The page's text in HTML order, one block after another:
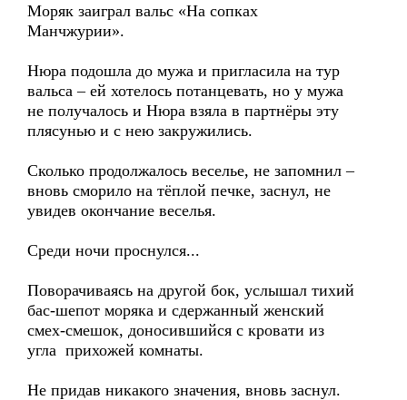
Моряк заиграл вальс «На сопках
Манчжурии».
Нюра подошла до мужа и пригласила на тур
вальса – ей хотелось потанцевать, но у мужа
не получалось и Нюра взяла в партнёры эту
плясунью и с нею закружились.
Сколько продолжалось веселье, не запомнил –
вновь сморило на тёплой печке, заснул, не
увидев окончание веселья.
Среди ночи проснулся...
Поворачиваясь на другой бок, услышал тихий
бас-шепот моряка и сдержанный женский
смех-смешок, доносившийся с кровати из
угла прихожей комнаты.
Не придав никакого значения, вновь заснул.